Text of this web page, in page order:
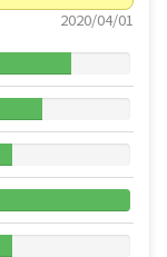
2020/04/01